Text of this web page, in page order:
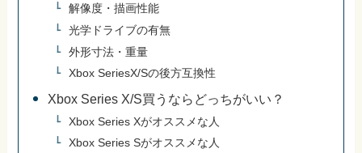
解像度・描画性能
光学ドライブの有無
外形寸法・重量
Xbox SeriesX/Sの後方互換性
Xbox Series X/S買うならどっちがいい？
Xbox Series Xがオススメな人
Xbox Series Sがオススメな人